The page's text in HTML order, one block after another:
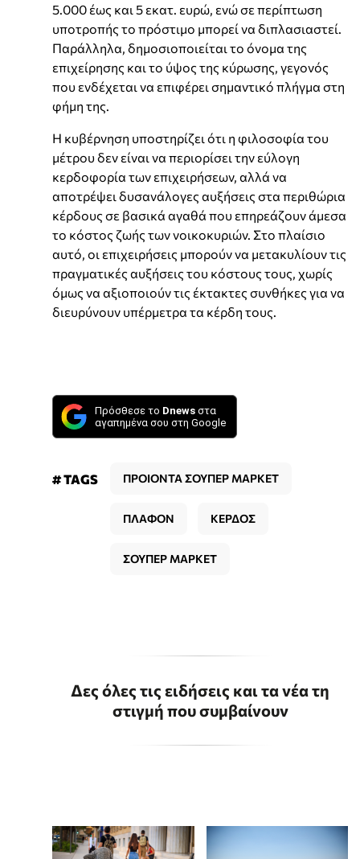
5.000 έως και 5 εκατ. ευρώ, ενώ σε περίπτωση
υποτροπής το πρόστιμο μπορεί να διπλασιαστεί.
Παράλληλα, δημοσιοποιείται το όνομα της
επιχείρησης και το ύψος της κύρωσης, γεγονός
που ενδέχεται να επιφέρει σημαντικό πλήγμα στη
φήμη της.
Η κυβέρνηση υποστηρίζει ότι η φιλοσοφία του
μέτρου δεν είναι να περιορίσει την εύλογη
κερδοφορία των επιχειρήσεων, αλλά να
αποτρέψει δυσανάλογες αυξήσεις στα περιθώρια
κέρδους σε βασικά αγαθά που επηρεάζουν άμεσα
το κόστος ζωής των νοικοκυριών. Στο πλαίσιο
αυτό, οι επιχειρήσεις μπορούν να μετακυλίουν τις
πραγματικές αυξήσεις του κόστους τους, χωρίς
όμως να αξιοποιούν τις έκτακτες συνθήκες για να
διευρύνουν υπέρμετρα τα κέρδη τους.
Πρόσθεσε το Dnews στα
αγαπημένα σου στη Google
# TAGS ΠΡΟΙΟΝΤΑ ΣΟΥΠΕΡ ΜΑΡΚΕΤ
ΠΛΑΦΟΝ ΚΕΡΔΟΣ
ΣΟΥΠΕΡ ΜΑΡΚΕΤ
Δες όλες τις ειδήσεις και τα νέα τη
στιγμή που συμβαίνουν